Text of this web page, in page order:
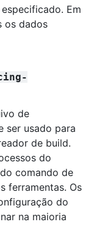
Em
os dados
de
ser usado para
de build.
do
comando de
ferramentas. Os
do
na maioria